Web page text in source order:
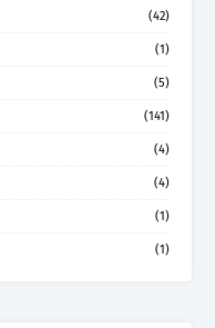
(42)
(1)
(5)
(141)
(4)
(4)
(1)
(1)